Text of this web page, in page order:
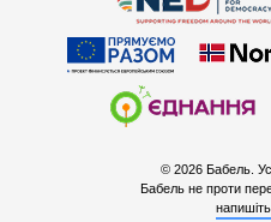
© 2026 Бабель.
Бабель не проти
напишіть